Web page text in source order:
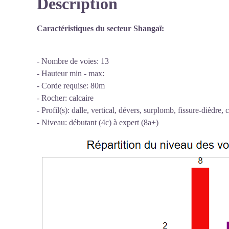
Voir l'image en plein écran
Caractéristiques du secteur Shangaï:
- Nombre de voies: 13
- Hauteur min - max:
- Corde requise: 80m
- Rocher: calcaire
- Profil(s): dalle, vertical, dévers, surplomb, fissure-dièdre,
- Niveau: débutant (4c) à expert (8a+)